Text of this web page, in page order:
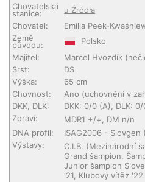
Chovatelská
stanice:
u Źródła
Chovatel:
Emilia Peek-
Země
původu:
Polsko
Majitel:
Marcel Hvozdík
Srst:
DS
Výška:
65 cm
Chovnost:
Ano (uchovnění v
DKK, DLK:
DKK: 0/0 (A), DLK:
Zdraví:
MDR1 +/+, DM n/n
DNA profil:
ISAG2006 - Slovgen
Výstavy:
C.I.B. (Mezinárodní
Grand šampion,
Junior šampion
'21, Klubový vítěz